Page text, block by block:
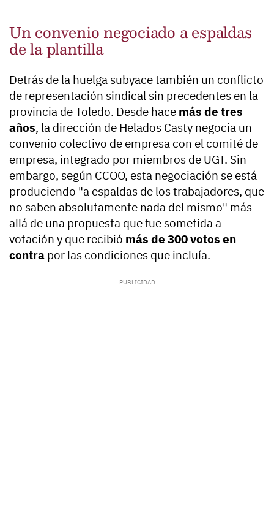
Un convenio negociado a espaldas
de la plantilla
Detrás de la huelga subyace también un conflicto
de representación sindical sin precedentes en la
provincia de Toledo. Desde hace más de tres
años, la dirección de Helados Casty negocia un
convenio colectivo de empresa con el comité de
empresa, integrado por miembros de UGT. Sin
embargo, según CCOO, esta negociación se está
produciendo "a espaldas de los trabajadores, que
no saben absolutamente nada del mismo" más
allá de una propuesta que fue sometida a
votación y que recibió más de 300 votos en
contra por las condiciones que incluía.